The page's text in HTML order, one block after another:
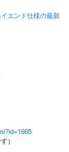
エンド仕様の最新
）